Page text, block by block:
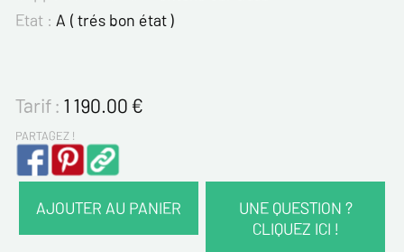
Etat : A ( trés bon état )
Tarif : 1 190.00€
PARTAGEZ !
AJOUTER AU PANIER
UNE QUESTION ?
CLIQUEZ ICI !